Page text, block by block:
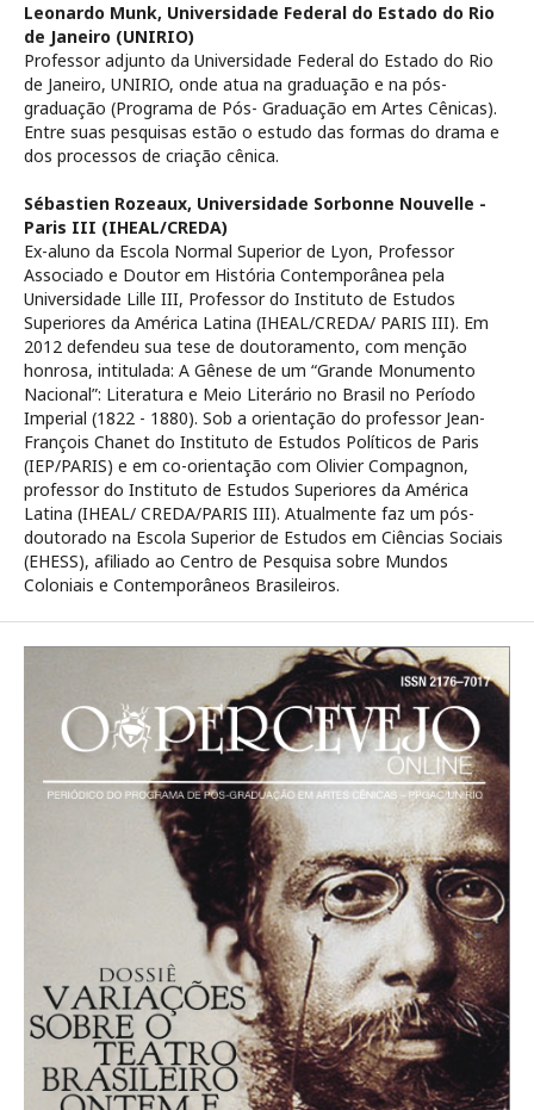
Leonardo Munk, Universidade Federal do Estado do Rio
de Janeiro (UNIRIO)
Professor adjunto da Universidade Federal do Estado do Rio
de Janeiro, UNIRIO, onde atua na graduação e na pós-
graduação (Programa de Pós- Graduação em Artes Cênicas).
Entre suas pesquisas estão o estudo das formas do drama e
dos processos de criação cênica.
Sébastien Rozeaux, Universidade Sorbonne Nouvelle -
Paris III (IHEAL/CREDA)
Ex-aluno da Escola Normal Superior de Lyon, Professor
Associado e Doutor em História Contemporânea pela
Universidade Lille III, Professor do Instituto de Estudos
Superiores da América Latina (IHEAL/CREDA/ PARIS III). Em
2012 defendeu sua tese de doutoramento, com menção
honrosa, intitulada: A Gênese de um “Grande Monumento
Nacional”: Literatura e Meio Literário no Brasil no Período
Imperial (1822 - 1880). Sob a orientação do professor Jean-
François Chanet do Instituto de Estudos Políticos de Paris
(IEP/PARIS) e em co-orientação com Olivier Compagnon,
professor do Instituto de Estudos Superiores da América
Latina (IHEAL/ CREDA/PARIS III). Atualmente faz um pós-
doutorado na Escola Superior de Estudos em Ciências Sociais
(EHESS), afiliado ao Centro de Pesquisa sobre Mundos
Coloniais e Contemporâneos Brasileiros.